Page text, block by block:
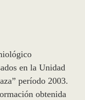
en la Unidad
período 2003.
obtenida